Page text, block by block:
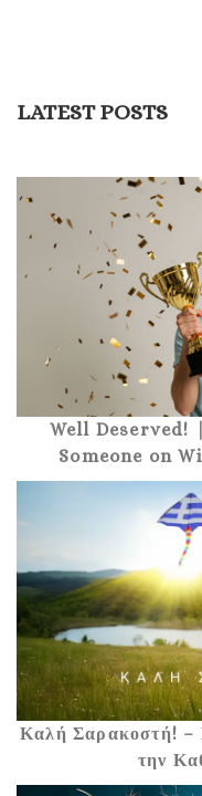
LATEST POSTS
Well
Someone on
Καλή Σαρακοστή! –
την